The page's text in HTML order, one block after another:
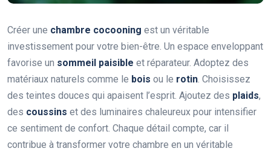
Créer une chambre cocooning est un véritable
investissement pour votre bien-être. Un espace enveloppant
favorise un sommeil paisible et réparateur. Adoptez des
matériaux naturels comme le bois ou le rotin . Choisissez
des teintes douces qui apaisent l’esprit. Ajoutez des plaids,
des coussins et des luminaires chaleureux pour intensifier
ce sentiment de confort. Chaque détail compte, car il
contribue à transformer votre chambre en un véritable